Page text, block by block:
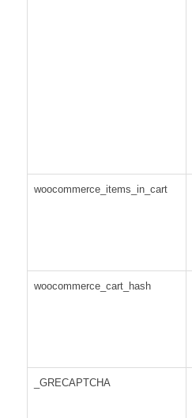
woocommerce_items_in_cart
woocommerce_cart_hash
_GRECAPTCHA